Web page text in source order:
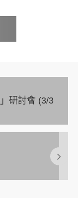
研討會 (3/3